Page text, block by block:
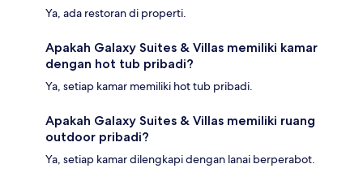
Ya, ada restoran di properti.
Apakah Galaxy Suites & Villas memiliki kamar
dengan hot tub pribadi?
Ya, setiap kamar memiliki hot tub pribadi.
Apakah Galaxy Suites & Villas memiliki ruang
outdoor pribadi?
Ya, setiap kamar dilengkapi dengan lanai berperabot.